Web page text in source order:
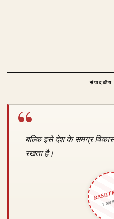
संपादकीय
बल्कि इसे देश के समग्र विकास
रखता है।
7